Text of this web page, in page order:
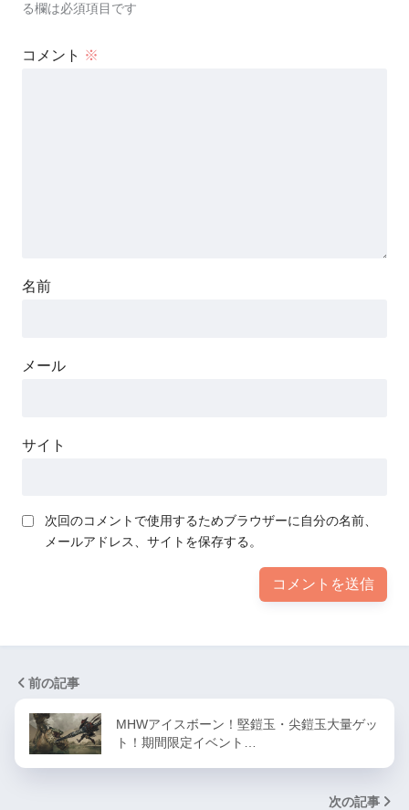
る欄は必須項目です
コメント ※
名前
メール
サイト
次回のコメントで使用するためブラウザーに自分の名前、
メールアドレス、サイトを保存する。
前の記事
MHWアイスボーン！堅鎧玉・尖鎧玉大量ゲッ
ト！期間限定イベント…
次の記事